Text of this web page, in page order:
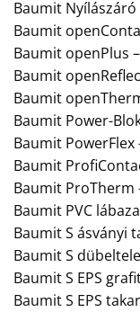
Baumit
Baumit
Baumit openPlus
Baumit
Baumit
Baumit Power-
Baumit
Baumit
Baumit ProTherm
Baumit PVC
Baumit S ásványi
Baumit S
Baumit S EPS
Baumit S EPS